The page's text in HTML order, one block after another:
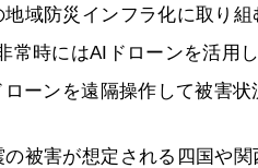
域防災インフラ化に取り
時にはAIドローンを活用
ーンを遠隔操作して被害状
被害が想定される四国や